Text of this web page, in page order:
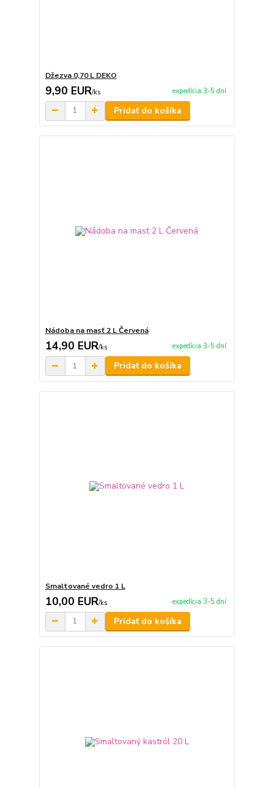
Džezva 0,70 L DEKO
9,90 EUR/ks expedícia 3-5 dní
Pridať do košíka
Nádoba na masť 2 L Červená
14,90 EUR/ks expedícia 3-5 dní
Pridať do košíka
Smaltované vedro 1 L
10,00 EUR/ks expedícia 3-5 dní
Pridať do košíka